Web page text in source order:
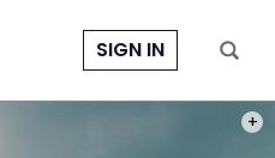
SIGN IN